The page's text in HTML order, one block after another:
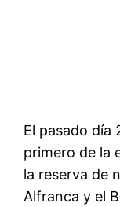
El pasado día
primero de la
la reserva de
Alfranca y el